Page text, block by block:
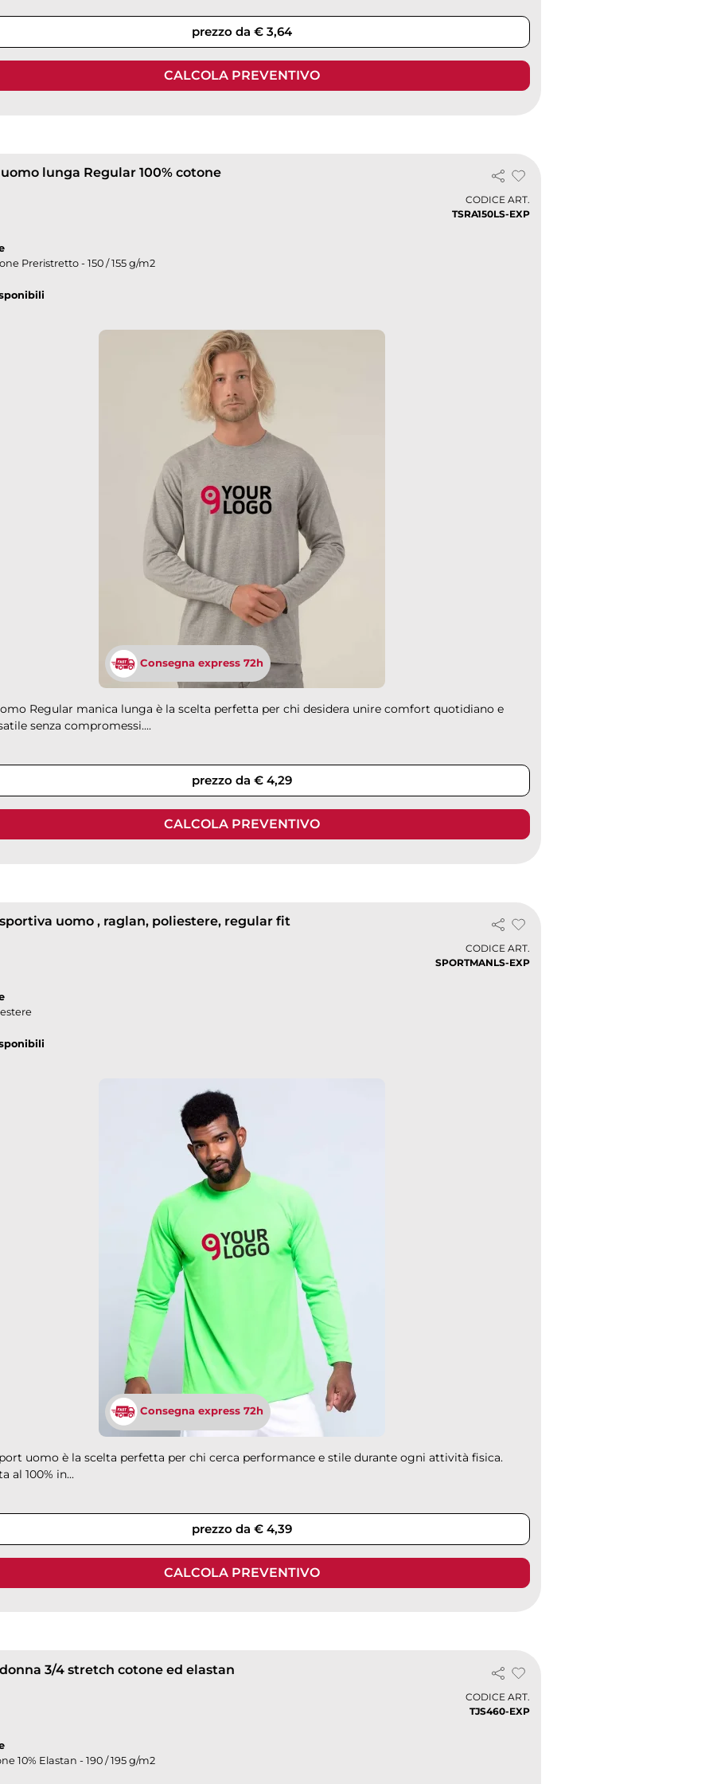
prezzo da € 3,64
CALCOLA PREVENTIVO
lunga Regular 100% cotone
CODICE ART.
TSRA150LS-EXP
Preristretto - 150 / 155 g/m2
Consegna express 72h
Regular manica lunga è la scelta perfetta per chi desidera unire comfort quotidiano e
senza compromessi....
prezzo da € 4,29
CALCOLA PREVENTIVO
uomo , raglan, poliestere, regular fit
CODICE ART.
SPORTMANLS-EXP
Consegna express 72h
uomo è la scelta perfetta per chi cerca performance e stile durante ogni attività fisica.
al 100% in...
prezzo da € 4,39
CALCOLA PREVENTIVO
3/4 stretch cotone ed elastan
CODICE ART.
TJS460-EXP
10% Elastan - 190 / 195 g/m2